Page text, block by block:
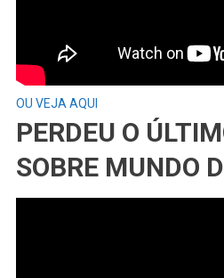
OU VEJA AQUI
PERDEU O
SOBRE MUNDO